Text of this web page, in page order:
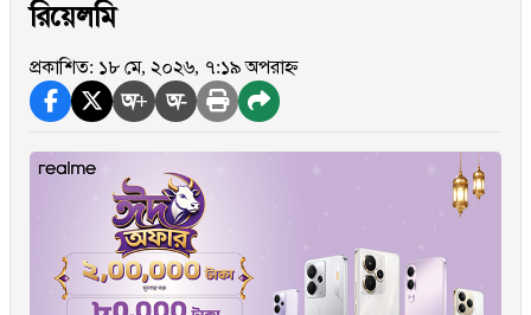
রিয়েলমি
প্রকাশিত: ১৮ মে, ২০২৬, ৭:১৯ অপরাহ্ন
অ+ অ-